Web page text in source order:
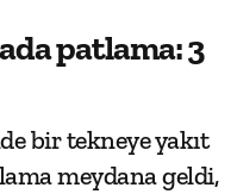
patlama: 3
bir tekneye yakıt
meydana geldi,